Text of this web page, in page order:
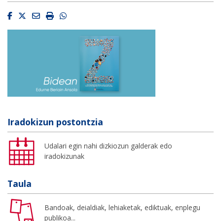
Facebook
Twitter
EmailImprimirWhatsapp
Iradokizun postontzia
Udalari egin nahi dizkiozun galderak edo
iradokizunak
Taula
Bandoak, deialdiak, lehiaketak, ediktuak, enplegu
publikoa...